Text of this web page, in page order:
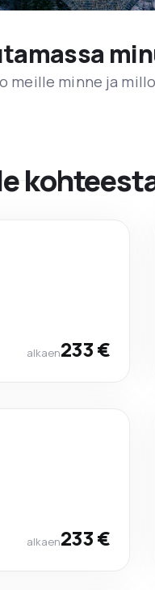
meille minne ja
alkaen233 €
alkaen233 €